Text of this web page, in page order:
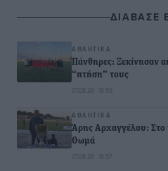
ΔΙΑΒΑΣΕ
ΑΘΛΗΤΙΚΆ
Πάνθηρες: Ξεκίνησαν
“πτήση” τους
07.08.26 · 16:59
ΑΘΛΗΤΙΚΆ
Άρης Αρχαγγέλου: Στο
Θωμά
07.08.26 · 16:57